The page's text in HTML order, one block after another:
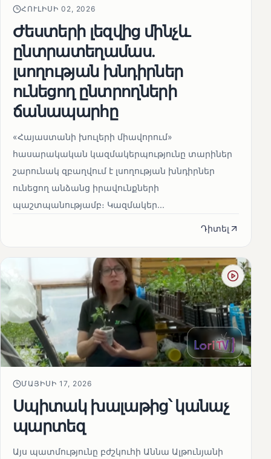
ՀՈՒԼԻՍԻ 02, 2026
Ժեստերի լեզվից մինչև
ընտրատեղամաս.
լսողության խնդիրներ
ունեցող ընտրողների
ճանապարհը
«Հայաստանի խուլերի միավորում»
հասարակական կազմակերպությունը տարիներ
շարունակ զբաղվում է լսողության խնդիրներ
ունեցող անձանց իրավունքների
պաշտպանությամբ։ Կազմակեր...
Դիտել
ՄԱՅԻՍԻ 17, 2026
Սպիտակ խալաթից՝ կանաչ
պարտեզ
Այս պատմությունը բժշկուհի Աննա Ալթունյանի